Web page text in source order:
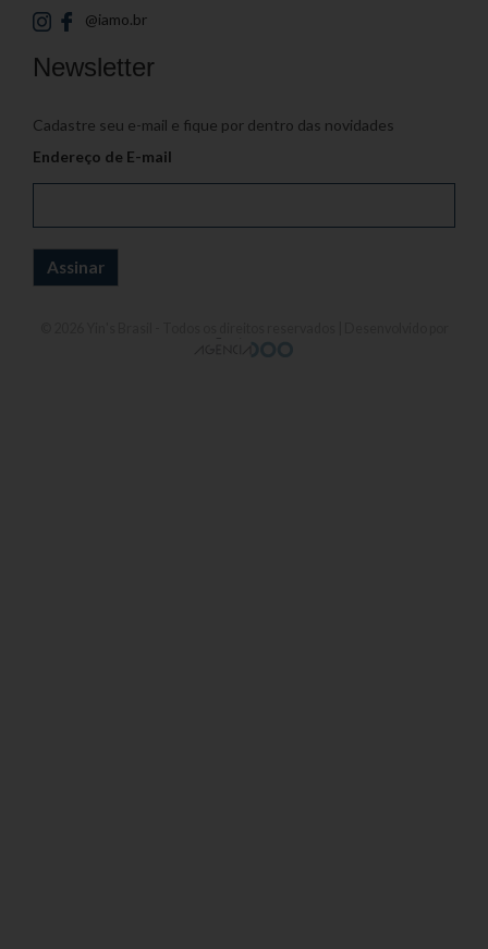
@iamo.br
Newsletter
Cadastre seu e-mail e fique por dentro das novidades
Endereço de E-mail